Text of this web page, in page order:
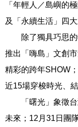
「年輕人／島嶼的
及「永續生活」四大
除了獨具巧思的
推出「嗨島」文創
精彩的跨年SHOW
近15場穿梭時光、
「曙光」象徵台
未來；12月31日團